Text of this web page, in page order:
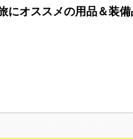
オススメの用品＆装